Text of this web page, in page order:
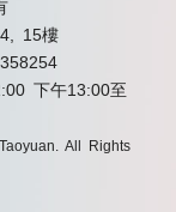
15樓
下午13:00至
All Rights